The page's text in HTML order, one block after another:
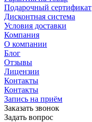
Подарочный сертификат
Дисконтная система
Условия доставки
Компания
О компании
Блог
Отзывы
Лицензии
Контакты
Контакты
Запись на приём
Заказать звонок
Задать вопрос